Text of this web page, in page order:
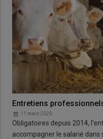
Entretiens
11 mars 2020
Obligatoires depuis 2014,
accompagner le salarié dans